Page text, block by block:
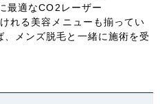
最適なCO2レーザー
れる美容メニューも揃ってい
メンズ脱毛と一緒に施術を受